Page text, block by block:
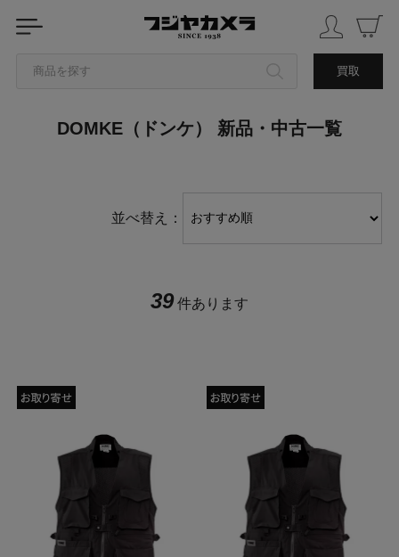
商品を探す 買取
カテゴリから探す
DOMKE（ドンケ） 新品・中古一覧
並べ替え：
39 件あります